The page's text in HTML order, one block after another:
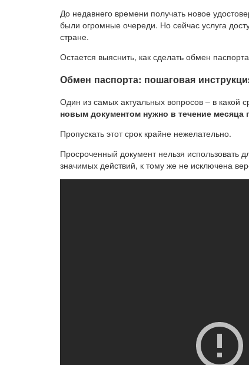
До недавнего времени получать новое
были огромные очереди. Но сейчас услуга
стране.
Остается выяснить, как сделать обмен
Обмен паспорта: пошаговая
Один из самых актуальных вопросов – в какой
новым документом нужно в течение месяца
Пропускать этот срок крайне нежелательно.
Просроченный документ нельзя использовать
значимых действий, к тому же не исключена